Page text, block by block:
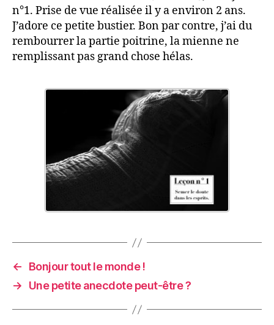
n°1. Prise de vue réalisée il y a environ 2 ans.
J’adore ce petite bustier. Bon par contre, j’ai du
rembourrer la partie poitrine, la mienne ne
remplissant pas grand chose hélas.
←
Bonjour tout le monde !
→
Une petite anecdote peut-être ?